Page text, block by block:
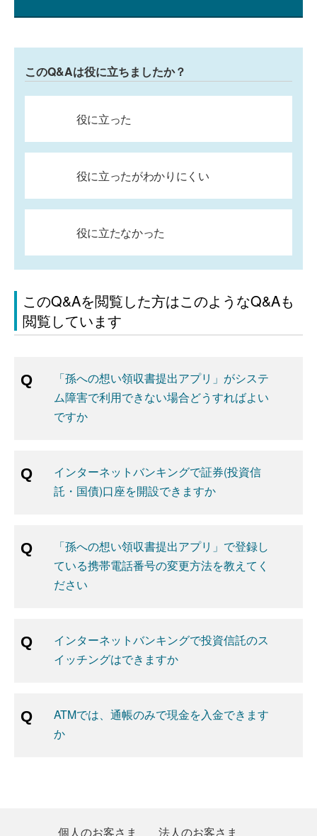
このQ&Aは役に立ちましたか？
役に立った
役に立ったがわかりにくい
役に立たなかった
このQ&Aを閲覧した方はこのようなQ&Aも
閲覧しています
「孫への想い領収書提出アプリ」がシステ
ム障害で利用できない場合どうすればよい
ですか
インターネットバンキングで証券(投資信
託・国債)口座を開設できますか
「孫への想い領収書提出アプリ」で登録し
ている携帯電話番号の変更方法を教えてく
ださい
インターネットバンキングで投資信託のス
イッチングはできますか
ATMでは、通帳のみで現金を入金できます
か
個人のお客さま
法人のお客さま